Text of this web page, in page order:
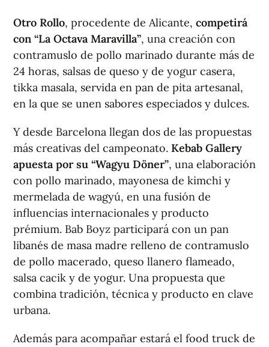
Otro Rollo, procedente de Alicante, competirá
con “La Octava Maravilla”, una creación con
contramuslo de pollo marinado durante más de
24 horas, salsas de queso y de yogur casera,
tikka masala, servida en pan de pita artesanal,
en la que se unen sabores especiados y dulces.
Y desde Barcelona llegan dos de las propuestas
más creativas del campeonato. Kebab Gallery
apuesta por su “Wagyu Döner”, una elaboración
con pollo marinado, mayonesa de kimchi y
mermelada de wagyú, en una fusión de
influencias internacionales y producto
prémium. Bab Boyz participará con un pan
libanés de masa madre relleno de contramuslo
de pollo macerado, queso llanero flameado,
salsa cacik y de yogur. Una propuesta que
combina tradición, técnica y producto en clave
urbana.
Además para acompañar estará el food truck de